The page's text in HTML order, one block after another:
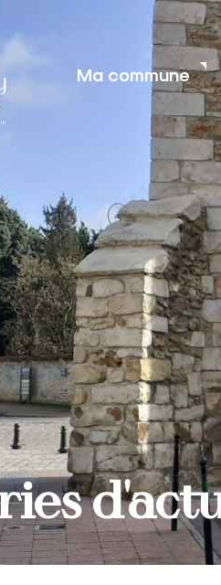
Ma commune